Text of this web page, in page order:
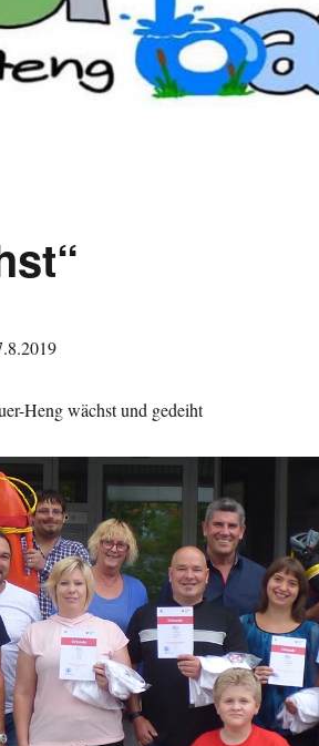
Heng wächst und gedeiht